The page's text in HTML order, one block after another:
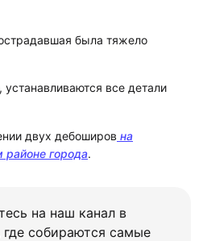
была тяжело
все детали
двух дебоширов на
районе города.
на наш канал в
где собираются самые